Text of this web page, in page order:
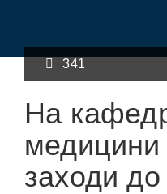
341
На
медицини
заходи